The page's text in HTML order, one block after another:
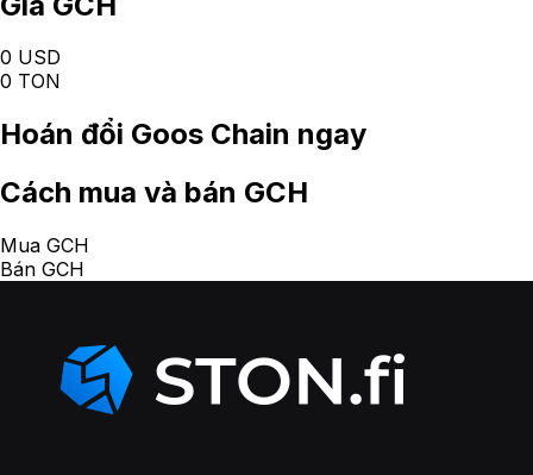
0 USD
0 TON
Hoán đổi Goos Chain ngay
Cách mua và bán GCH
Mua GCH
Bán GCH